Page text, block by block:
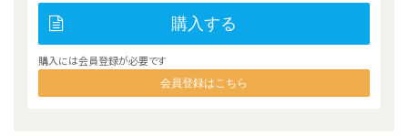
購入する
購入には会員登録が必要です
会員登録はこちら